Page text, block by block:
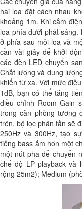
hai loa đặt cách nhau
khoảng 1m. Khi cắm
loa phía dưới phát sáng.
ở phía sau mỗi loa và
cần vài giây để khởi
các đèn LED chuyển
Chất lượng và dung
khiển từ xa. Với mức
1dB, bạn có thể tăng
điều chỉnh Room Gain
trong căn phòng tương
trên, bộ lọc phân tần sẽ
250Hz và 300Hz, tạo
tiếng bass ấm hơn một
một nút pha để chuyển
chế độ LP playback và
rộng 25m2); Medium